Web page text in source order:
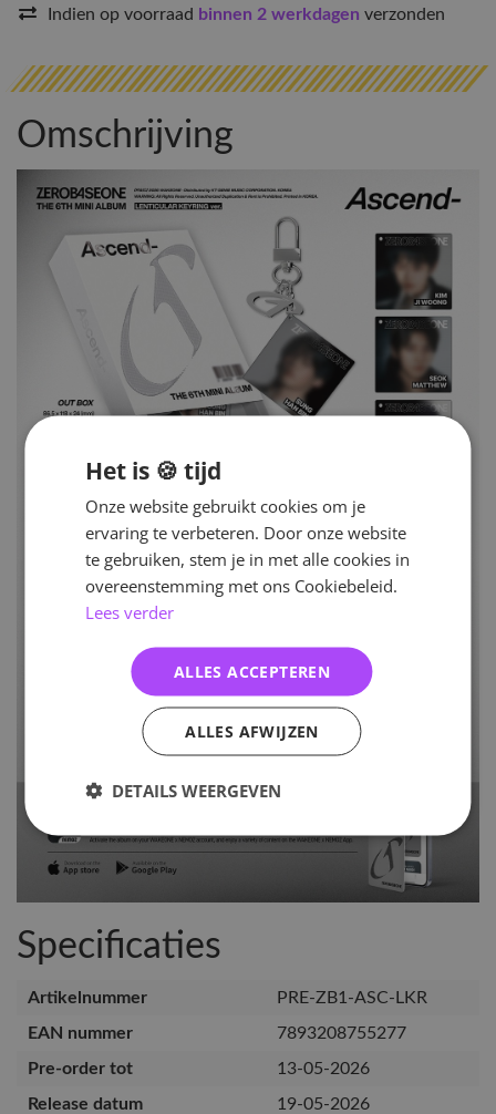
Indien op voorraad binnen 2 werkdagen verzonden
Omschrijving
Specificaties
Artikelnummer
PRE-ZB1-ASC-LKR
EAN nummer
7893208755277
Pre-order tot
13-05-2026
Release datum
19-05-2026
Het is 🍪 tijd
Onze website gebruikt cookies om je
ervaring te verbeteren. Door onze website
te gebruiken, stem je in met alle cookies in
overeenstemming met ons Cookiebeleid.
Lees verder
ALLES ACCEPTEREN
ALLES AFWIJZEN
DETAILS WEERGEVEN